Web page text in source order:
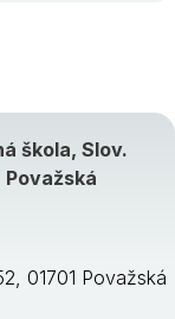
škola, Slov.
Považská
01701 Považská